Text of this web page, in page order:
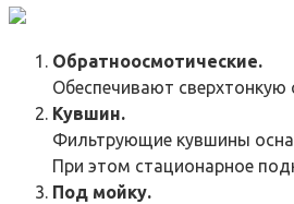
Обратноосмотические.
Обеспечивают
Кувшин.
Фильтрующие кувшины
При этом стационарное
Под мойку.